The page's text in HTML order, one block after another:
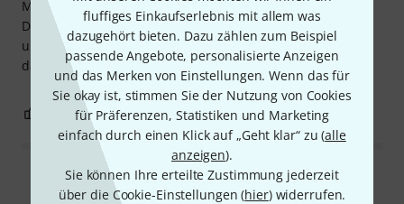
fluffiges Einkaufserlebnis mit allem was
dazugehört bieten. Dazu zählen zum Beispiel
passende Angebote, personalisierte Anzeigen
und das Merken von Einstellungen. Wenn das für
Sie okay ist, stimmen Sie der Nutzung von Cookies
für Präferenzen, Statistiken und Marketing
einfach durch einen Klick auf „Geht klar“ zu (alle
anzeigen).
Sie können Ihre erteilte Zustimmung jederzeit
über die Cookie-Einstellungen (hier) widerrufen.
Melodien zu füllen.
Dazu passend liegen 2 kleine Schlägel mit Gummiköpfen
und eine praktische Transport- und Aufbewahrungstasche
dabei.
0 BEWERTUNG MELDEN
Alle Bewertungen lesen